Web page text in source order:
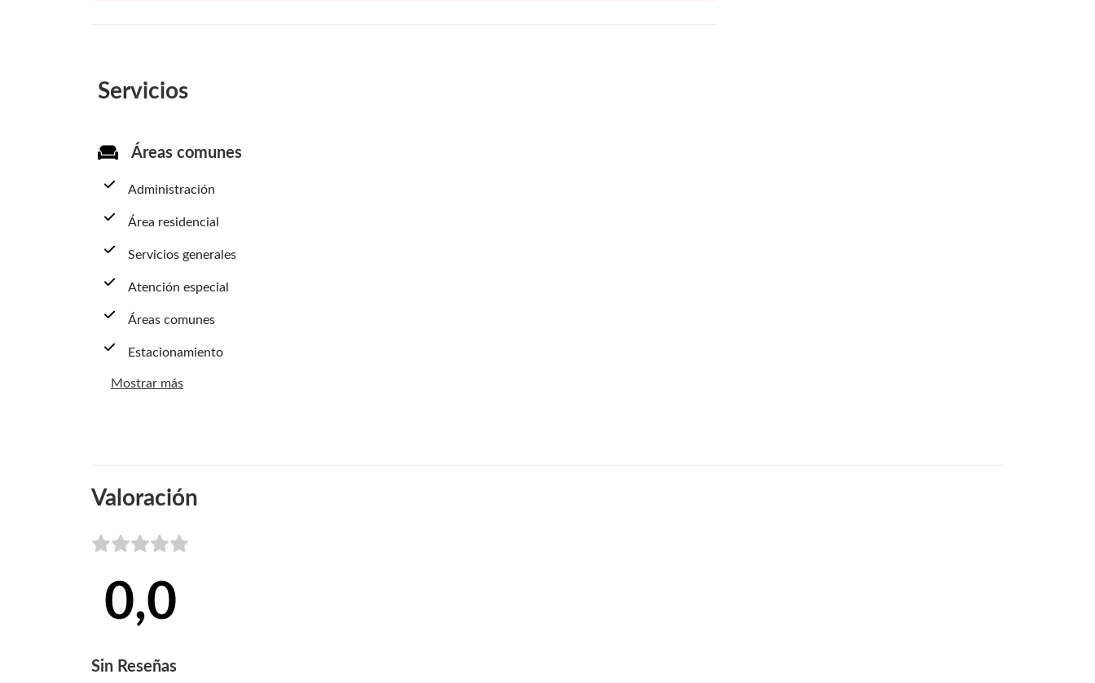
Servicios
Áreas comunes
Administración
Área residencial
Servicios generales
Atención especial
Áreas comunes
Estacionamiento
Mostrar más
Valoración
0,0
Sin Reseñas